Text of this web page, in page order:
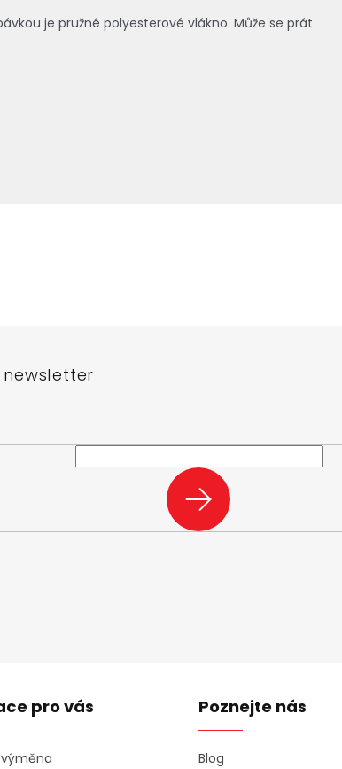
je pružné polyesterové vlákno. Může se prát
PŘIHLÁSIT
SE
pro vás Poznejte nás
Blog